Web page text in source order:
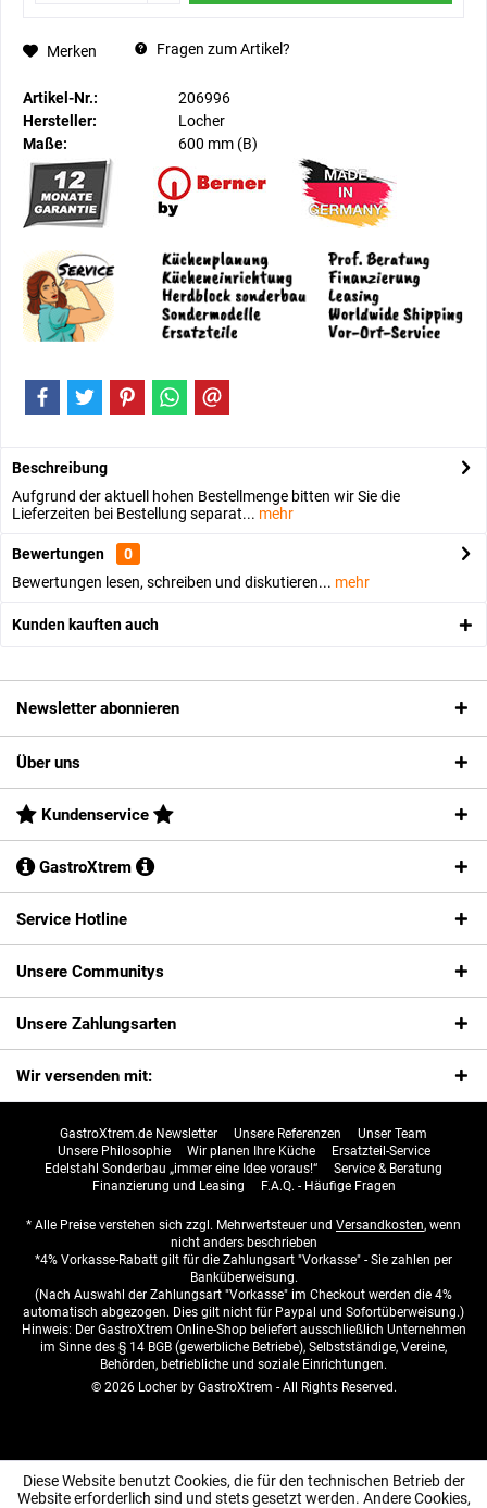
Merken Fragen zum Artikel?
Artikel-Nr.:
206996
Hersteller:
Locher
Maße:
600 mm (B)
Beschreibung
Aufgrund der aktuell hohen Bestellmenge bitten wir Sie die
Lieferzeiten bei Bestellung separat... mehr
Bewertungen
0
Bewertungen lesen, schreiben und diskutieren... mehr
Kunden kauften auch
Newsletter abonnieren
Über uns
Kundenservice
GastroXtrem
Service Hotline
Unsere Communitys
Unsere Zahlungsarten
Wir versenden mit:
GastroXtrem.de Newsletter Unsere Referenzen
Unser Team
Unsere Philosophie
Wir planen Ihre Küche
Ersatzteil-Service
Edelstahl Sonderbau „immer eine Idee voraus!“
Service & Beratung
Finanzierung und Leasing
F.A.Q. - Häufige Fragen
* Alle Preise verstehen sich zzgl. Mehrwertsteuer und Versandkosten, wenn
nicht anders beschrieben
*4% Vorkasse-Rabatt gilt für die Zahlungsart "Vorkasse" - Sie zahlen per
Banküberweisung.
(Nach Auswahl der Zahlungsart "Vorkasse" im Checkout werden die 4%
automatisch abgezogen. Dies gilt nicht für Paypal und Sofortüberweisung.)
Hinweis: Der GastroXtrem Online-Shop beliefert ausschließlich Unternehmen
im Sinne des § 14 BGB (gewerbliche Betriebe), Selbstständige, Vereine,
Behörden, betriebliche und soziale Einrichtungen.
© 2026 Locher by GastroXtrem - All Rights Reserved.
Diese Website benutzt Cookies, die für den technischen Betrieb der
Website erforderlich sind und stets gesetzt werden. Andere Cookies,